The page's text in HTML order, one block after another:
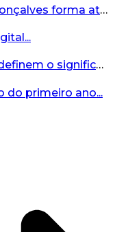
Escola do Juventude em Bento Gonçalves forma atletas da região...
Pais compartilham histórias que definem o significado da missão...
do primeiro ano...